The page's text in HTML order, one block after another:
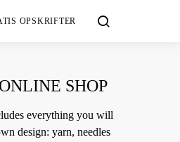
OPSKRIFTER
SHOP
everything you will
design: yarn, needles